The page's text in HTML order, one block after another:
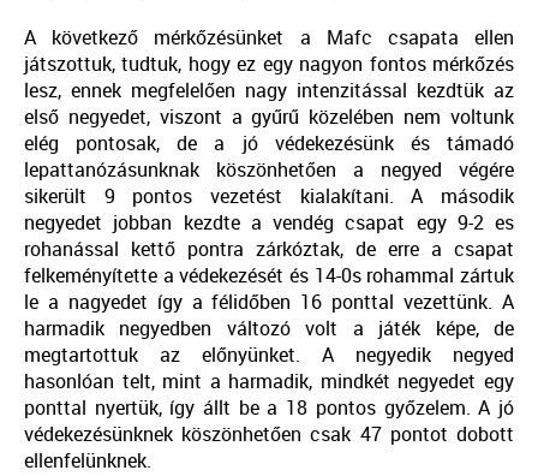
A következő mérkőzésünket a Mafc csapata ellen
játszottuk, tudtuk, hogy ez egy nagyon fontos mérkőzés
lesz, ennek megfelelően nagy intenzitással kezdtük az
első negyedet, viszont a gyűrű közelében nem voltunk
elég pontosak, de a jó védekezésünk és támadó
lepattanózásunknak köszönhetően a negyed végére
sikerült 9 pontos vezetést kialakítani. A második
negyedet jobban kezdte a vendég csapat egy 9-2 es
rohanással kettő pontra zárkóztak, de erre a csapat
felkeményítette a védekezését és 14-0s rohammal zártuk
le a nagyedet így a félidőben 16 ponttal vezettünk. A
harmadik negyedben változó volt a játék képe, de
megtartottuk az előnyünket. A negyedik negyed
hasonlóan telt, mint a harmadik, mindkét negyedet egy
ponttal nyertük, így állt be a 18 pontos győzelem. A jó
védekezésünknek köszönhetően csak 47 pontot dobott
ellenfelünknek.